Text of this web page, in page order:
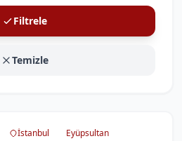
Filtrele
Temizle
İstanbul
Eyüpsultan